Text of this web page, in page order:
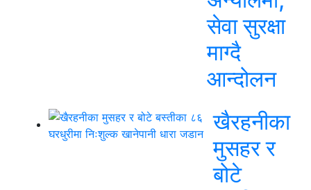
सेवा सुरक्षा
माग्दै
आन्दोलन
खैरहनीका
मुसहर र
बोटे